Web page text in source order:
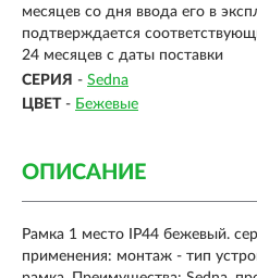
месяцев со дня ввода его в
подтверждается
24 месяцев с даты поставки
СЕРИЯ - Sedna
ЦВЕТ - Бежевые
ОПИСАНИЕ
Рамка 1 место IP44 бежевый.
применения: монтаж - тип